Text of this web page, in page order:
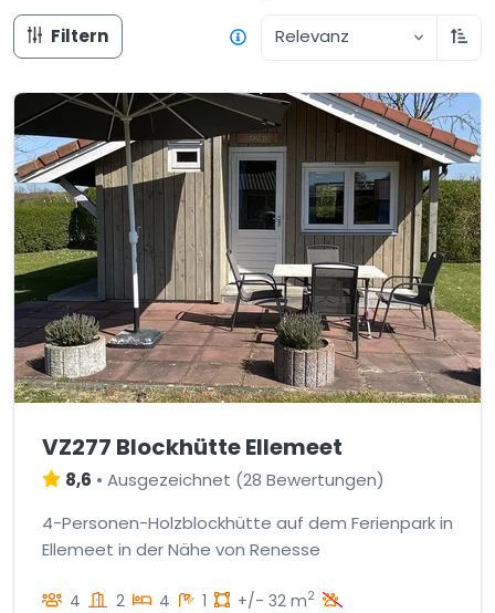
Filtern Relevanz
VZ277 Blockhütte Ellemeet
8,6 • Ausgezeichnet (28 Bewertungen)
4-Personen-Holzblockhütte auf dem Ferienpark in
Ellemeet in der Nähe von Renesse
4 2 4 1 +/- 32 m2